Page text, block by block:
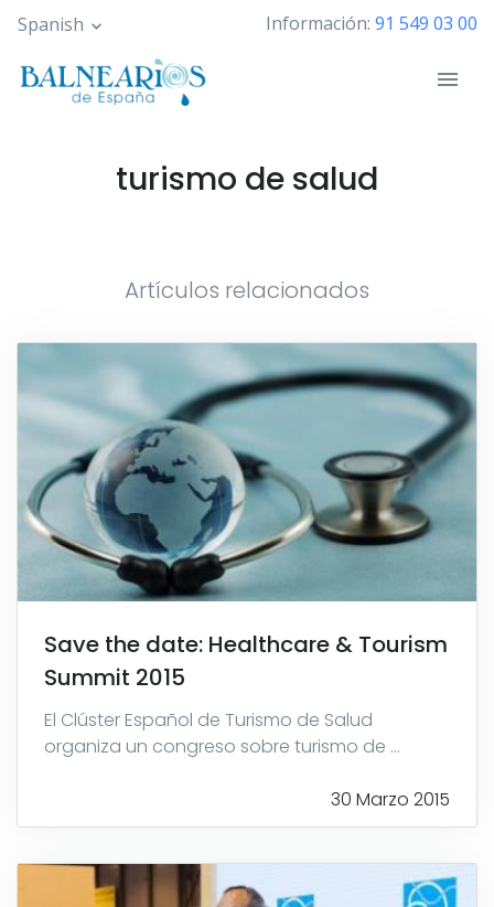
Pasar
contenido
principal
Spanish Información: 91 549 03 00
turismo de salud
Artículos relacionados
Save the date: Healthcare & Tourism
Summit 2015
El Clúster Español de Turismo de Salud
organiza un congreso sobre turismo de ...
30 Marzo 2015